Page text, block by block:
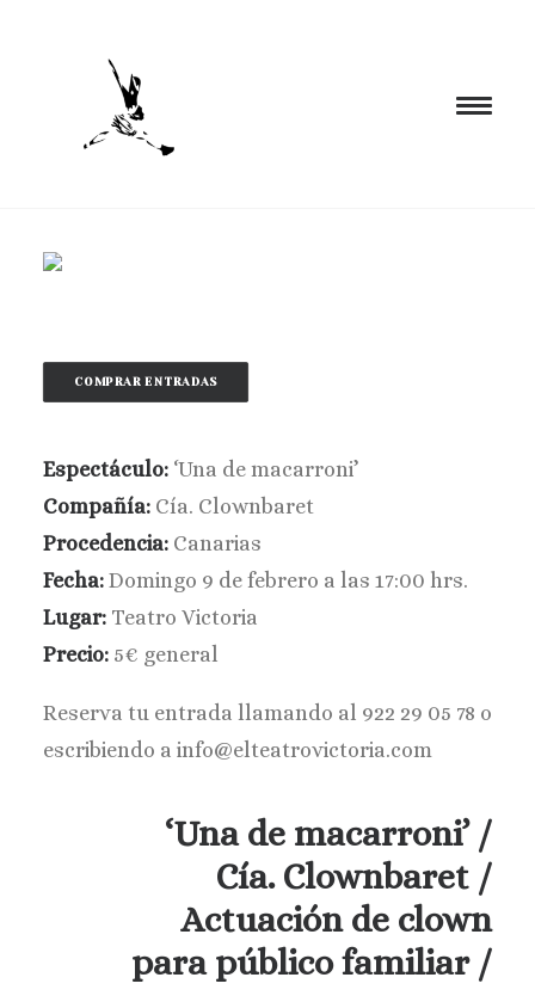
INICIO
CIA. NÓMADA
COMPRAR ENTRADAS
Espectáculo: ‘Una de macarroni’
Compañía: Cía. Clownbaret
Procedencia: Canarias
Fecha: Domingo 9 de febrero a las 17:00 hrs.
Lugar: Teatro Victoria
Precio: 5€ general
Reserva tu entrada llamando al 922 29 05 78 o
escribiendo a info@elteatrovictoria.com
‘Una de macarroni’ /
Cía. Clownbaret /
Actuación de clown
para público familiar /